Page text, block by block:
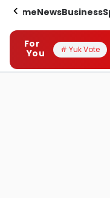
HomeNewsBusiness
For
You
# Yuk Vote